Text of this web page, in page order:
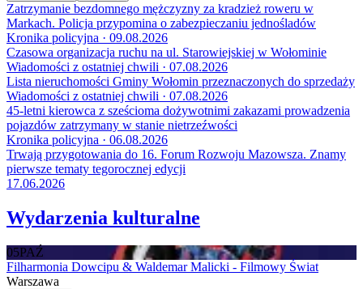
Zatrzymanie bezdomnego mężczyzny za kradzież roweru w
Markach. Policja przypomina o zabezpieczaniu jednośladów
Kronika policyjna · 09.08.2026
Czasowa organizacja ruchu na ul. Starowiejskiej w Wołominie
Wiadomości z ostatniej chwili · 07.08.2026
Lista nieruchomości Gminy Wołomin przeznaczonych do sprzedaży
Wiadomości z ostatniej chwili · 07.08.2026
45-letni kierowca z sześcioma dożywotnimi zakazami prowadzenia
pojazdów zatrzymany w stanie nietrzeźwości
Kronika policyjna · 06.08.2026
Trwają przygotowania do 16. Forum Rozwoju Mazowsza. Znamy
pierwsze tematy tegorocznej edycji
17.06.2026
Wydarzenia kulturalne
05PAŹ
Filharmonia Dowcipu & Waldemar Malicki - Filmowy Świat
Warszawa